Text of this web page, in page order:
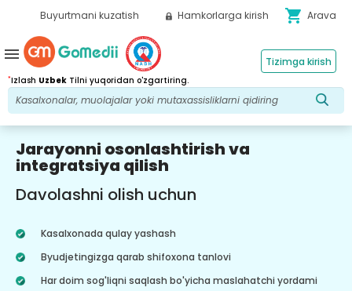
Buyurtmani kuzatish Hamkorlarga kirish shopping_cart Arava
*Izlash Uzbek Tilni yuqoridan o'zgartiring.
Tizimga kirish
menu
Jarayonni osonlashtirish va
integratsiya qilish
Davolashni olish uchun
Kasalxonada qulay yashash
Byudjetingizga qarab shifoxona tanlovi
Har doim sog'liqni saqlash bo'yicha maslahatchi yordami